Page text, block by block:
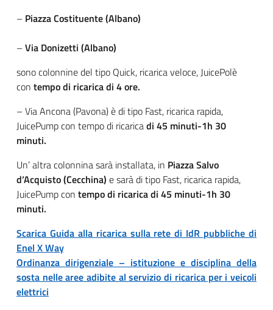
– Piazza Costituente(Albano)
– Via Donizetti (Albano)
sono colonnine del tipo Quick, ricarica veloce, JuicePolè
con tempo di ricarica di 4 ore.
– Via Ancona (Pavona)è di tipo Fast, ricarica rapida,
JuicePump con tempo di ricaricadi 45 minuti-1h 30
minuti.
Un’ altra colonnina sarà installata, in Piazza Salvo
d’Acquisto (Cecchina) e sarà di tipo Fast, ricarica rapida,
JuicePump con tempo di ricarica di 45 minuti-1h 30
minuti.
Scarica Guida alla ricarica sulla rete di IdR pubbliche di
Enel X Way
Ordinanza dirigenziale – istituzione e disciplina della
sosta nelle aree adibite al servizio di ricarica per i veicoli
elettrici